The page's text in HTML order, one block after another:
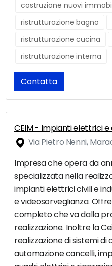
costruzione nuovi
ristrutturazione bagno
ristrutturazione cucina
ristrutturazione interna
Contatta
CEIM - Impianti elettrici
Via Pietro Nenni,
Impresa che opera da
specializzata nella
impianti elettrici civili e
e videosorveglianza.
completo che va dalla
realizzazione. Inoltre la
realizzazione di sistemi di
automazione cancelli,